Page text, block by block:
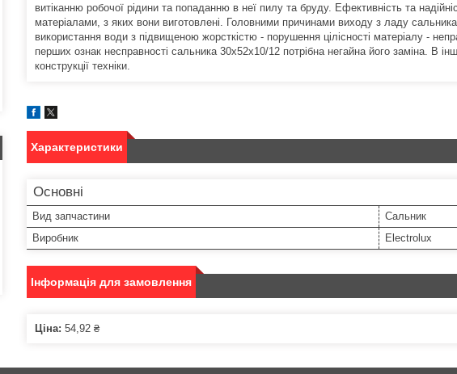
витіканню робочої рідини та попаданню в неї пилу та бруду. Ефективність та
матеріалами, з яких вони виготовлені. Головними причинами виходу з ладу
використання води з підвищеною жорсткістю - порушення цілісності матеріалу -
перших ознак несправності сальника 30х52х10/12 потрібна негайна його заміна. В
конструкції техніки.
Характеристики
Основні
Вид запчастини
Сальник
Виробник
Electrolux
Інформація для замовлення
Ціна: 54,92 ₴